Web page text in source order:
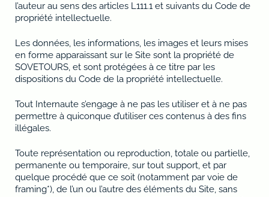
l’auteur au sens des articles L111.1 et suivants du Code de
propriété intellectuelle.
Les données, les informations, les images et leurs mises
en forme apparaissant sur le Site sont la propriété de
SOVETOURS, et sont protégées à ce titre par les
dispositions du Code de la propriété intellectuelle.
Tout Internaute s’engage à ne pas les utiliser et à ne pas
permettre à quiconque d’utiliser ces contenus à des fins
illégales.
Toute représentation ou reproduction, totale ou partielle,
permanente ou temporaire, sur tout support, et par
quelque procédé que ce soit (notamment par voie de
framing*), de l’un ou l’autre des éléments du Site, sans